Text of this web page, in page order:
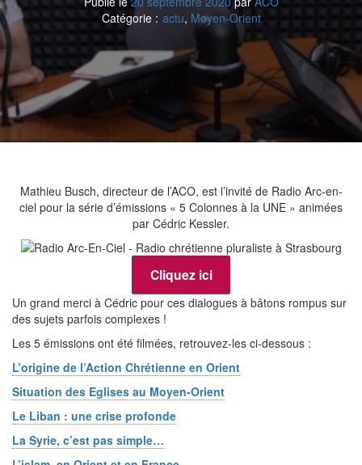
Catégorie : actu, Moyen-Orient
Mathieu Busch, directeur de l’ACO, est l’invité de Radio Arc-en-
ciel pour la série d’émissions « 5 Colonnes à la UNE » animées
par Cédric Kessler.
Cliquez ici
Un grand merci à Cédric pour ces dialogues à bâtons rompus sur
des sujets parfois complexes !
Les 5 émissions ont été filmées, retrouvez-les ci-dessous :
L’origine de l’Action Chrétienne en Orient
Situation des Eglises au Moyen-Orient
Le Liban : une crise profonde
La Syrie, c’est pas simple…